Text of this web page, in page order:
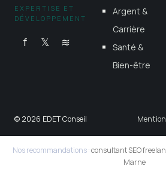
EXPERTISE ET
DÉVELOPPEMENT
f 𝕏 ≋
Argent &
Carrière
Santé &
Bien-être
© 2026 EDET Conseil
Nos recommandations :consultant SEO
Marne